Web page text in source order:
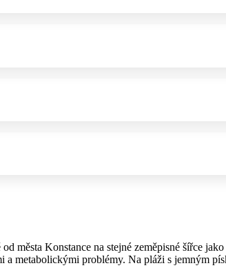
města Konstance na stejné zeměpisné šířce
metabolickými problémy. Na pláži s jemným